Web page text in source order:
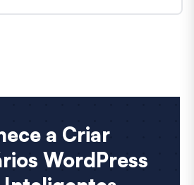
a Criar
WordPress